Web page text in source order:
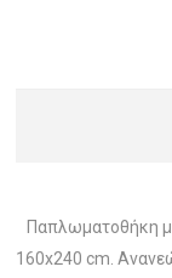
Παπλωματοθήκη
160x240 cm.